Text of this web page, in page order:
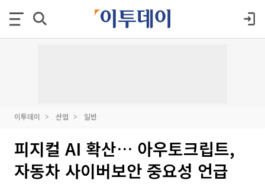
이투데이 산업 일반
피지컬 AI 확산… 아우토크립트,
자동차 사이버보안 중요성 언급